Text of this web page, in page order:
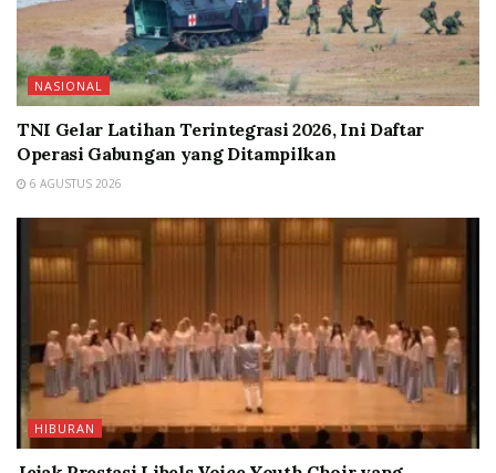
NASIONAL
TNI Gelar Latihan Terintegrasi 2026, Ini Daftar
Operasi Gabungan yang Ditampilkan
6 AGUSTUS 2026
HIBURAN